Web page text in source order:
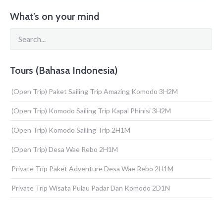
navigation
What’s on your mind
Tours (Bahasa Indonesia)
(Open Trip) Paket Sailing Trip Amazing Komodo 3H2M
(Open Trip) Komodo Sailing Trip Kapal Phinisi 3H2M
(Open Trip) Komodo Sailing Trip 2H1M
(Open Trip) Desa Wae Rebo 2H1M
Private Trip Paket Adventure Desa Wae Rebo 2H1M
Private Trip Wisata Pulau Padar Dan Komodo 2D1N